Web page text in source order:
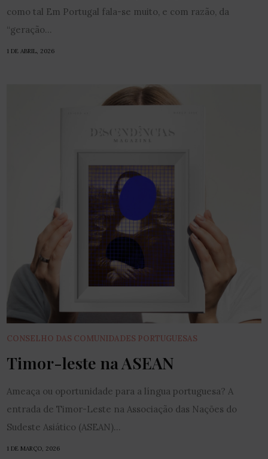
como tal Em Portugal fala-se muito, e com razão, da
“geração...
1 DE ABRIL, 2026
CONSELHO DAS COMUNIDADES PORTUGUESAS
Timor-leste na ASEAN
Ameaça ou oportunidade para a língua portuguesa? A
entrada de Timor-Leste na Associação das Nações do
Sudeste Asiático (ASEAN)...
1 DE MARÇO, 2026